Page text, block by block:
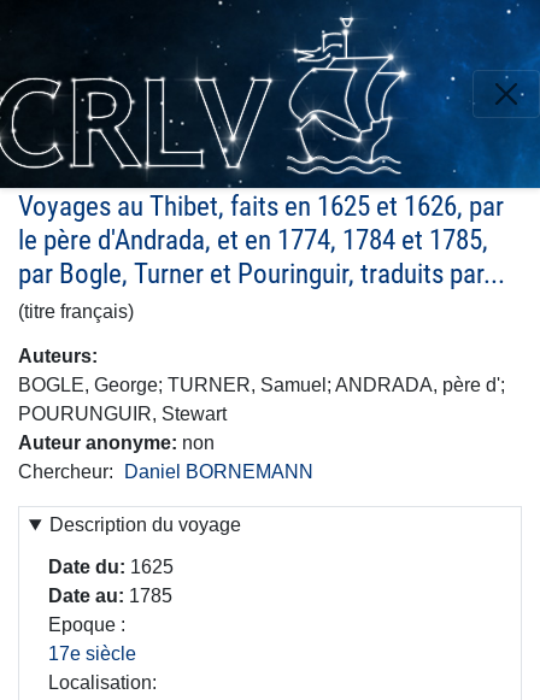
contenu
principal
Voyages au Thibet, faits en 1625 et 1626, par
le père d'Andrada, et en 1774, 1784 et 1785,
par Bogle, Turner et Pouringuir, traduits par...
(titre français)
Auteurs
BOGLE, George; TURNER, Samuel; ANDRADA, père d';
POURUNGUIR, Stewart
Auteur anonyme non
Chercheur
Daniel BORNEMANN
Description du voyage
Date du
1625
Date au
1785
Epoque
17e siècle
Localisation